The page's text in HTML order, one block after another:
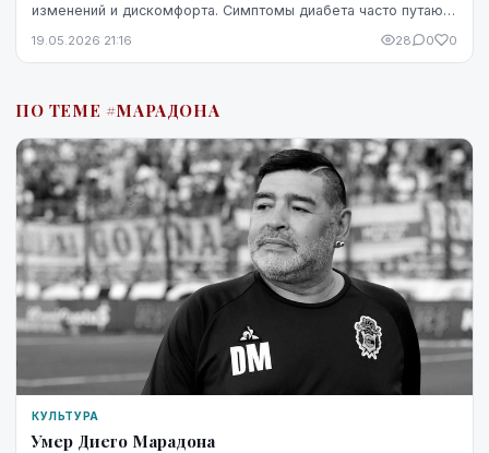
изменений и дискомфорта. Симптомы диабета часто путают
19.05.2026 21:16 28 0 0
ПО ТЕМЕ #МАРАДОНА
КУЛЬТУРА
Умер Диего Марадона